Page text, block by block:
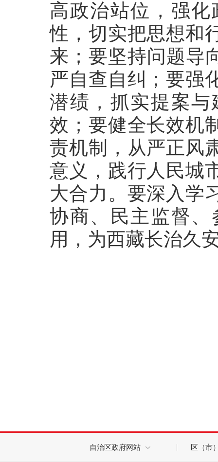
高政治站位，强
性，切实把思想和
来；要坚持问题导
严自查自纠；要强
潜绩，抓实提案
效；要健全长效机
责机制，从严正风
意义，践行人民城
大合力。要深入学
协商、民主监督
用，为西藏长治久
自治区政府网站 区（市